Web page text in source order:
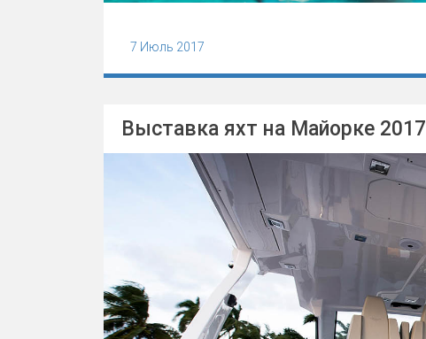
7 Июль 2017
Выставка яхт на Майорке 2017